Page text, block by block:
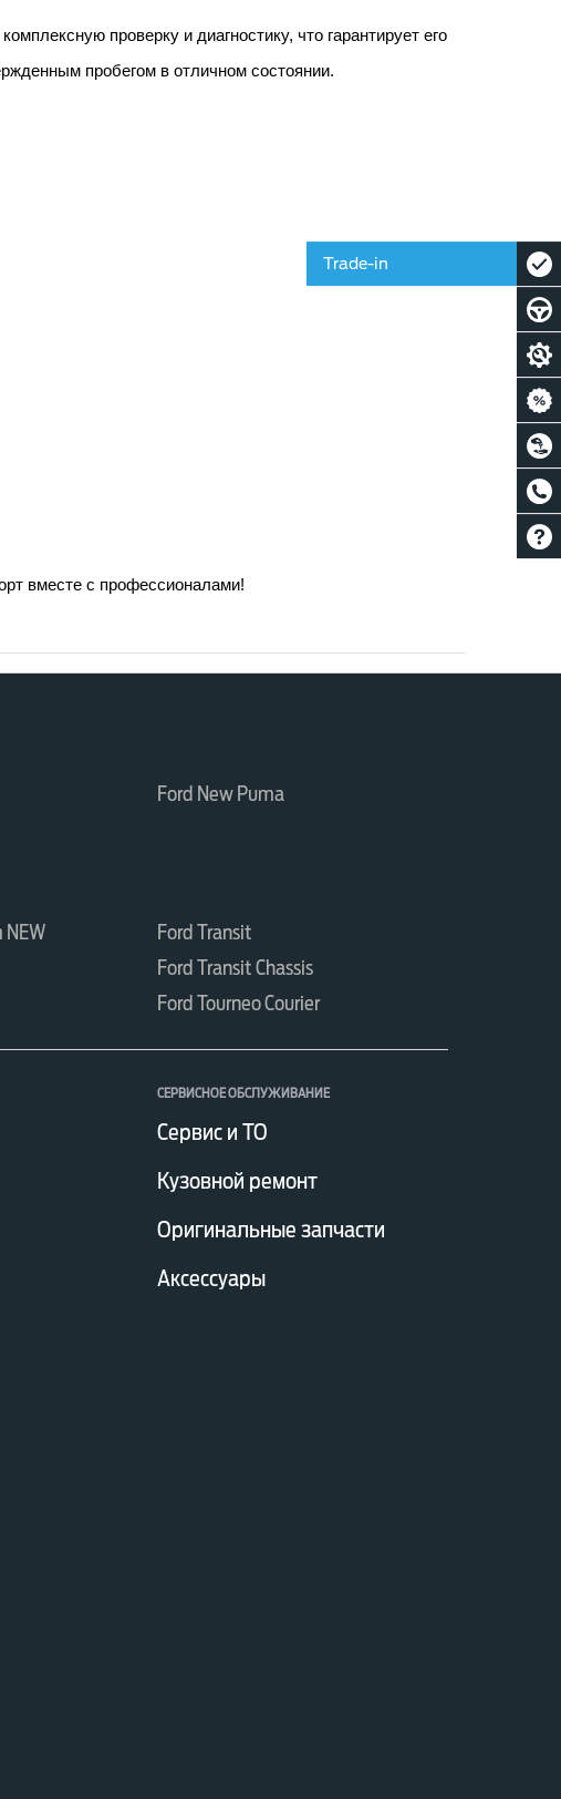
проверку и диагностику, что гарантирует его
пробегом в отличном состоянии.
вместе с профессионалами!
Ford New Puma
NEW
Ford Transit
Ford Transit Chassis
Ford Tourneo Courier
СЕРВИСНОЕ ОБСЛУЖИВАНИЕ
Сервис и ТО
Кузовной ремонт
Оригинальные запчасти
Аксессуары
Trade-in